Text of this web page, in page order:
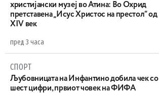
христијански музеј во Атина: Во Охрид
претставена „Исус Христос на престол“ од
XIV век
пред 3 часа
СПОРТ
Љубовницата на Инфантино добила чек со
шест цифри, првиот човек на ФИФА